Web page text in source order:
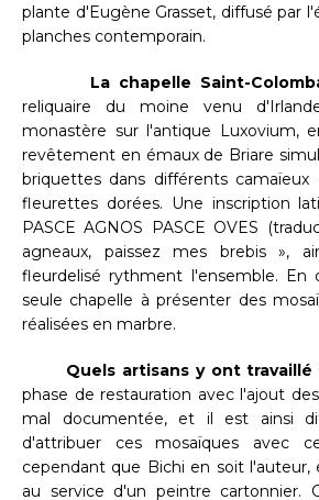
plante d'Eugène Grasset, diffusé par
planches contemporain.
La chapelle Saint-
reliquaire du moine venu
monastère sur l'antique Luxovium,
revêtement en émaux de Briare
briquettes dans différents
fleurettes dorées. Une inscription
PASCE AGNOS PASCE OVES
agneaux, paissez mes brebis »,
fleurdelisé rythment l'ensemble. En
seule chapelle à présenter des
réalisées en marbre.
Quels artisans y ont travaillé
phase de restauration avec l'ajout
mal documentée, et il est ainsi
d'attribuer ces mosaïques avec
cependant que Bichi en soit l'auteur,
au service d'un peintre cartonnier.